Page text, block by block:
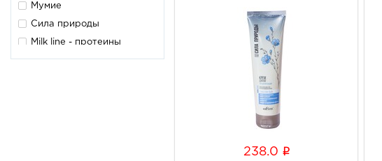
Мумие
Сила природы
Milk line - протеины
молодости
238.0 i